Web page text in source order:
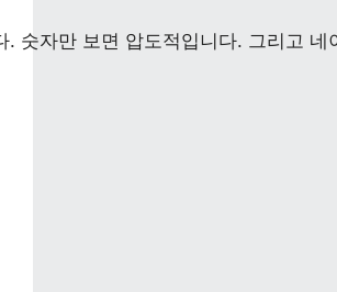
숫자만 보면 압도적입니다. 그리고 네